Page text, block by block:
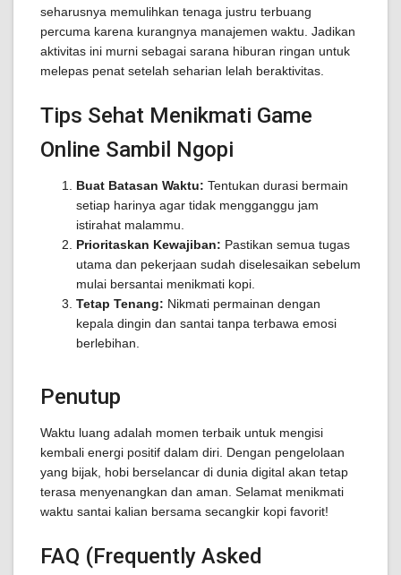
seharusnya memulihkan tenaga justru terbuang
percuma karena kurangnya manajemen waktu. Jadikan
aktivitas ini murni sebagai sarana hiburan ringan untuk
melepas penat setelah seharian lelah beraktivitas.
Tips Sehat Menikmati Game
Online Sambil Ngopi
Buat Batasan Waktu: Tentukan durasi bermain
setiap harinya agar tidak mengganggu jam
istirahat malammu.
Prioritaskan Kewajiban: Pastikan semua tugas
utama dan pekerjaan sudah diselesaikan sebelum
mulai bersantai menikmati kopi.
Tetap Tenang: Nikmati permainan dengan
kepala dingin dan santai tanpa terbawa emosi
berlebihan.
Penutup
Waktu luang adalah momen terbaik untuk mengisi
kembali energi positif dalam diri. Dengan pengelolaan
yang bijak, hobi berselancar di dunia digital akan tetap
terasa menyenangkan dan aman. Selamat menikmati
waktu santai kalian bersama secangkir kopi favorit!
FAQ (Frequently Asked